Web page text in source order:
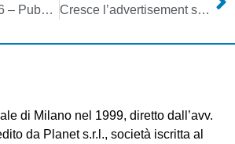
CNT Informa n. 46 – Pubblichiamo un estratto del nuovo numero del bollettino del Coordinamento Nazionale Televisioni Cresce l’advertisement sulle Web radio USA
di Milano nel 1999, diretto dall’avv.
da Planet s.r.l., società iscritta al